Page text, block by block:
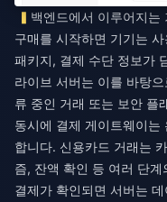
백엔드에서 이루어지는
구매를 시작하면 기기는
패키지, 결제 수단 정보가
라이브 서버는 이를 바탕
류 중인 거래 또는 보안 플
동시에 결제 게이트웨이는
합니다. 신용카드 거래는
즘, 잔액 확인 등 여러 단
결제가 확인되면 서버는